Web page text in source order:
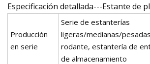
Especificación detallada---Estante de
Producción
en serie
Serie de estanterías
ligeras/medianas/
rodante, estantería de
de almacenamiento